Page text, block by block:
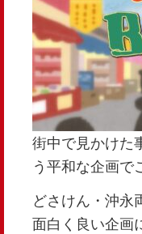
街中で見かけた
う平和な企画で
どさけん・沖永
面白く良い企画